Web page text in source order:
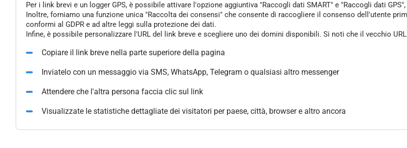
Per i link brevi e un logger GPS, è possibile attivare l'opzione aggiuntiva "Raccogli dati SMART" e "Raccogli dati
Inoltre, forniamo una funzione unica "Raccolta dei consensi" che consente di raccogliere il consenso dell'utente
conformi al GDPR e ad altre leggi sulla protezione dei dati.
Infine, è possibile personalizzare l'URL del link breve e scegliere uno dei domini disponibili. Si noti che il vecchio
Copiare il link breve nella parte superiore della pagina
Inviatelo con un messaggio via SMS, WhatsApp, Telegram o qualsiasi altro messenger
Attendere che l'altra persona faccia clic sul link
Visualizzate le statistiche dettagliate dei visitatori per paese, città, browser e altro ancora